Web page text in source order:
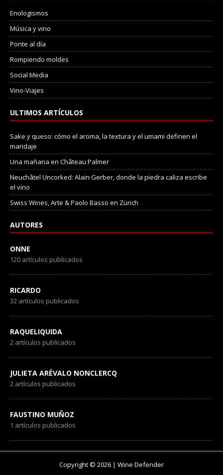
Enologismos
Música y vino
Ponte al día
Rompiendo moldes
Social Media
Vino-Viajes
ULTIMOS ARTÍCULOS
Sake y queso: cómo el aroma, la textura y el umami definen el
maridaje
Una mañana en Château Palmer
Neuchâtel Uncorked: Alain Gerber, donde la piedra caliza escribe
el vino
Swiss Wines, Arte & Paolo Basso en Zürich
AUTORES
ONNE
120 artículos publicados
RICARDO
32 artículos publicados
RAQUELIQUIDA
2 artículos publicados
JULIETA ARÉVALO NONCLERCQ
2 artículos publicados
FAUSTINO MUÑOZ
1 artículos publicados
Copyright © 2026 | Wine Defender